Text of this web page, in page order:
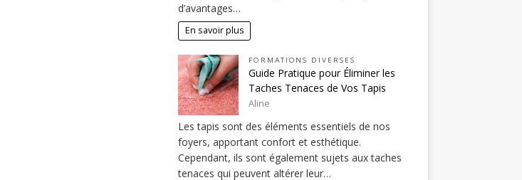
d’avantages…
En savoir plus
FORMATIONS DIVERSES
Guide Pratique pour Éliminer les
Taches Tenaces de Vos Tapis
Aline
Les tapis sont des éléments essentiels de nos
foyers, apportant confort et esthétique.
Cependant, ils sont également sujets aux taches
tenaces qui peuvent altérer leur…